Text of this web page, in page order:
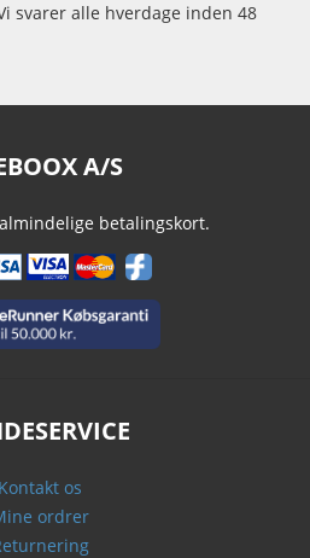
svarer alle hverdage inden 48
A/S
betalingskort.
Kontakt os
ordrer